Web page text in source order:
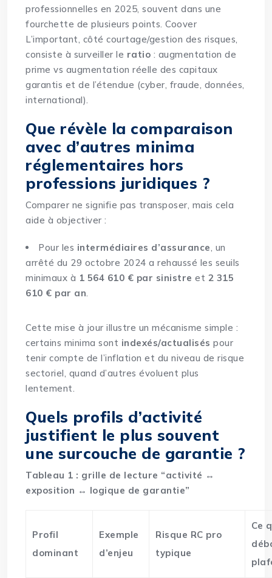
professionnelles en 2025, souvent dans une
fourchette de plusieurs points.Coover
L’important, côté courtage/gestion des risques,
consiste à surveiller le ratio : augmentation de
prime vs augmentation réelle des capitaux
garantis et de l’étendue (cyber, fraude, données,
international).
Que révèle la comparaison
avec d’autres minima
réglementaires hors
professions juridiques ?
Comparer ne signifie pas transposer, mais cela
aide à objectiver :
Pour les intermédiaires d’assurance , un
arrêté du 29 octobre 2024 a rehaussé les seuils
minimaux à 1 564 610 € par sinistre et 2 315
610 € par an
Cette mise à jour illustre un mécanisme simple :
certains minima sont indexés/actualisés pour
tenir compte de l’inflation et du niveau de risque
sectoriel, quand d’autres évoluent plus
lentement.
Quels profils d’activité
justifient le plus souvent
une surcouche de garantie ?
Tableau 1 : grille de lecture “activité ↔
exposition ↔ logique de garantie”
Profil
dominant
Exemple
d’enjeu
Risque RC pro
typique
Ce